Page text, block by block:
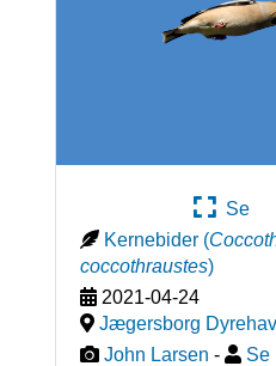
Se
Kernebider (
coccothraustes)
2021-04-24
Jægersborg
John Larsen - Se